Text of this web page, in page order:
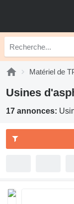
Matériel de
Usines
17 annonces: